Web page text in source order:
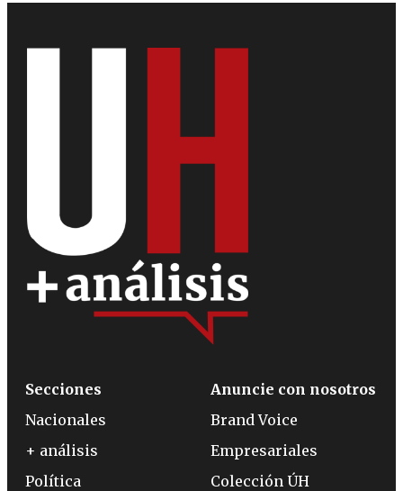
Secciones
Nacionales
+ análisis
Política
Anuncie con nosotros
Brand Voice
Empresariales
Colección ÚH